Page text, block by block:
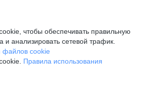
чтобы обеспечивать правильную
и анализировать сетевой трафик.
файлов cookie
Правила использования